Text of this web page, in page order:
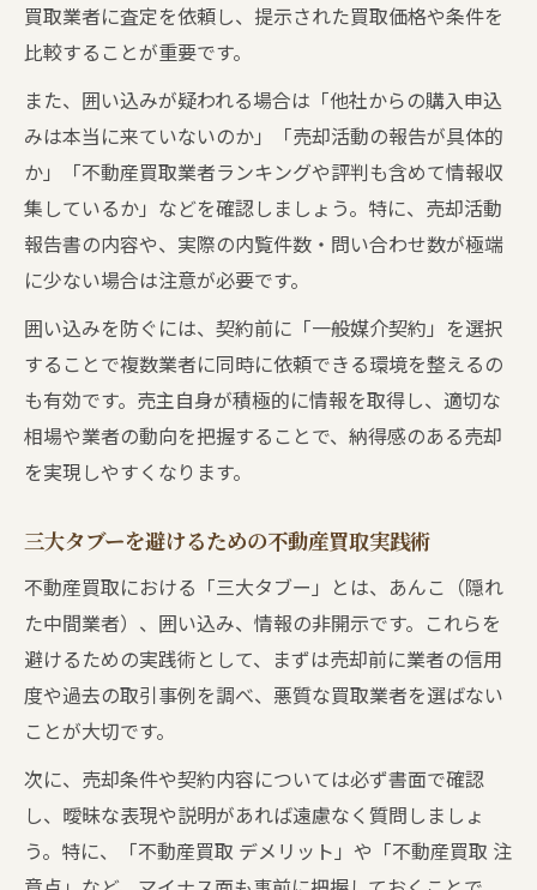
買取業者に査定を依頼し、提示された買取価格や条件を
比較することが重要です。
また、囲い込みが疑われる場合は「他社からの購入申込
みは本当に来ていないのか」「売却活動の報告が具体的
か」「不動産買取業者ランキングや評判も含めて情報収
集しているか」などを確認しましょう。特に、売却活動
報告書の内容や、実際の内覧件数・問い合わせ数が極端
に少ない場合は注意が必要です。
囲い込みを防ぐには、契約前に「一般媒介契約」を選択
することで複数業者に同時に依頼できる環境を整えるの
も有効です。売主自身が積極的に情報を取得し、適切な
相場や業者の動向を把握することで、納得感のある売却
を実現しやすくなります。
三大タブーを避けるための不動産買取実践術
不動産買取における「三大タブー」とは、あんこ（隠れ
た中間業者）、囲い込み、情報の非開示です。これらを
避けるための実践術として、まずは売却前に業者の信用
度や過去の取引事例を調べ、悪質な買取業者を選ばない
ことが大切です。
次に、売却条件や契約内容については必ず書面で確認
し、曖昧な表現や説明があれば遠慮なく質問しましょ
う。特に、「不動産買取 デメリット」や「不動産買取 注